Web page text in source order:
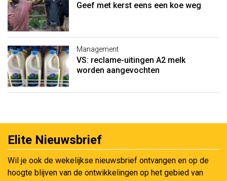
Geef met kerst eens een koe weg
Management
VS: reclame-uitingen A2 melk
worden aangevochten
Elite Nieuwsbrief
Wil je ook de wekelijkse nieuwsbrief ontvangen en op de
hoogte blijven van de ontwikkelingen op het gebied van